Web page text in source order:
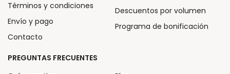
Términos y condiciones
Envío y pago
Contacto
Descuentos por volumen
Programa de bonificación
PREGUNTAS FRECUENTES